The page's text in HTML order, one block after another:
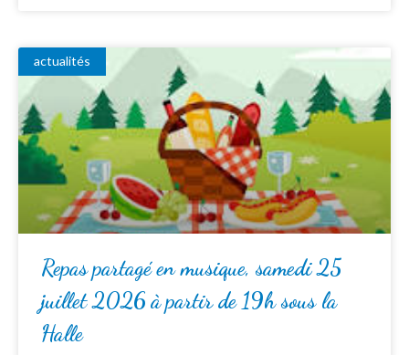
actualités
Repas partagé en musique, samedi 25
juillet 2026 à partir de 19h sous la
Halle